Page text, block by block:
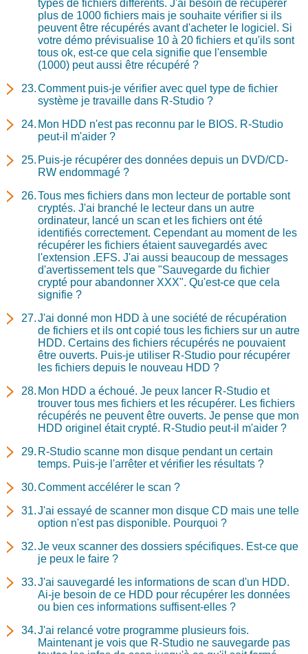
types de fichiers différents. J'ai besoin de récupérer
plus de 1000 fichiers mais je souhaite vérifier si ils
peuvent être récupérés avant d'acheter le logiciel. Si
votre démo prévisualise 10 à 20 fichiers et qu'ils sont
tous ok, est-ce que cela signifie que l'ensemble
(1000) peut aussi être récupéré ?
Comment puis-je vérifier avec quel type de fichier
système je travaille dans R-Studio ?
Mon HDD n'est pas reconnu par le BIOS. R-Studio
peut-il m'aider ?
Puis-je récupérer des données depuis un DVD/CD-
RW endommagé ?
Tous mes fichiers dans mon lecteur de portable sont
cryptés. J'ai branché le lecteur dans un autre
ordinateur, lancé un scan et les fichiers ont été
identifiés correctement. Cependant au moment de les
récupérer les fichiers étaient sauvegardés avec
l'extension .EFS. J'ai aussi beaucoup de messages
d'avertissement tels que "Sauvegarde du fichier
crypté pour abandonner XXX". Qu'est-ce que cela
signifie ?
J'ai donné mon HDD à une société de récupération
de fichiers et ils ont copié tous les fichiers sur un autre
HDD. Certains des fichiers récupérés ne pouvaient
être ouverts. Puis-je utiliser R-Studio pour récupérer
les fichiers depuis le nouveau HDD ?
Mon HDD a échoué. Je peux lancer R-Studio et
trouver tous mes fichiers et les récupérer. Les fichiers
récupérés ne peuvent être ouverts. Je pense que mon
HDD originel était crypté. R-Studio peut-il m'aider ?
R-Studio scanne mon disque pendant un certain
temps. Puis-je l'arrêter et vérifier les résultats ?
Comment accélérer le scan ?
J'ai essayé de scanner mon disque CD mais une telle
option n'est pas disponible. Pourquoi ?
Je veux scanner des dossiers spécifiques. Est-ce que
je peux le faire ?
J'ai sauvegardé les informations de scan d'un HDD.
Ai-je besoin de ce HDD pour récupérer les données
ou bien ces informations suffisent-elles ?
J'ai relancé votre programme plusieurs fois.
Maintenant je vois que R-Studio ne sauvegarde pas